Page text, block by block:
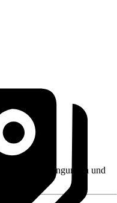
und